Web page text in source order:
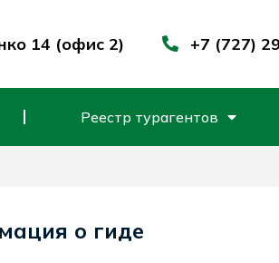
14 (офис 2) +7 (727)
Реестр турагентов
о гиде